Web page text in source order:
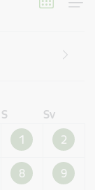
S
Sv
1 2
8 9